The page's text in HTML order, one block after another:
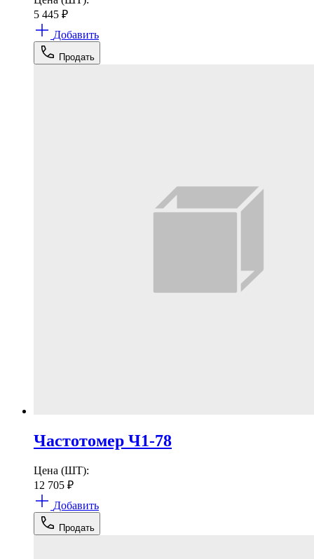
5 445 ₽
Добавить
Продать
Частотомер Ч1-78
Цена (ШТ):
12 705 ₽
Добавить
Продать